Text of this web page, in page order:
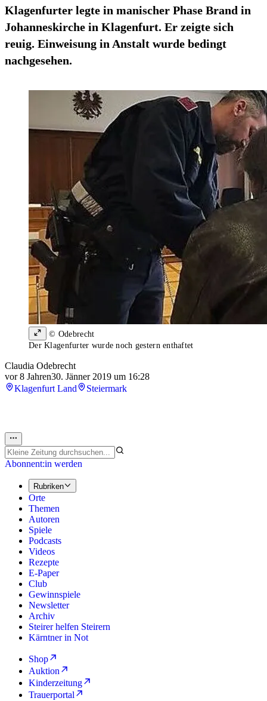
Klagenfurter legte in manischer Phase Brand in
Johanneskirche in Klagenfurt. Er zeigte sich
reuig. Einweisung in Anstalt wurde bedingt
nachgesehen.
© Odebrecht
Der Klagenfurter wurde noch gestern enthaftet
Claudia Odebrecht
vor 8 Jahren30. Jänner 2019 um 16:28
Klagenfurt Land
Steiermark
Abonnent:in werden
Rubriken
Orte
Themen
Autoren
Spiele
Podcasts
Videos
Rezepte
E-Paper
Club
Gewinnspiele
Newsletter
Archiv
Steirer helfen Steirern
Kärntner in Not
Shop
Auktion
Kinderzeitung
Trauerportal